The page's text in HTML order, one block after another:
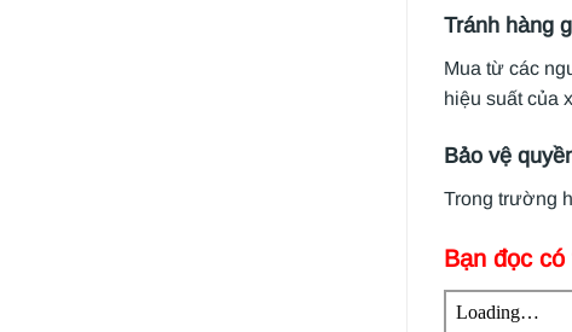
Tránh hàng
Mua từ các
hiệu suất của
Bảo vệ
Trong trường
Bạn đọc